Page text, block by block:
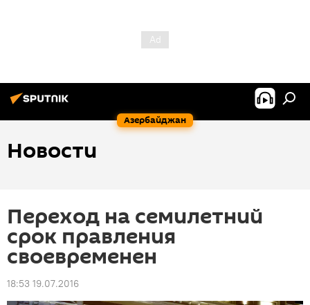
Азербайджан
Новости
Переход на семилетний
срок правления
своевременен
18:53 19.07.2016